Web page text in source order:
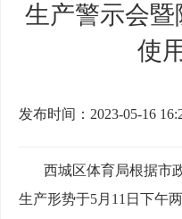
生产警示会暨
使
发布时间：2023-05-16
西城区体育局根据市
生产形势于5月11日下午